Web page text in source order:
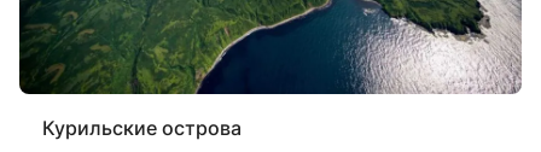
Курильские острова